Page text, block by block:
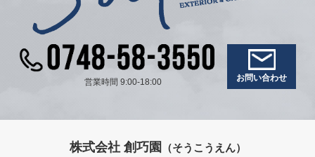
営業時間 9:00-18:00 お問い合わせ
株式会社 創巧園 （そうこうえん）